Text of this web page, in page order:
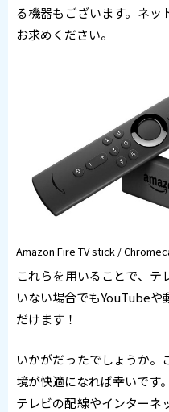
る機器もございます。ネッ
お求めください。
Amazon Fire TV stick /
これらを用いることで、テ
いない場合でもYouTube
だけます！
いかがだったでしょうか
境が快適になれば幸いです。
テレビの配線やインターネ